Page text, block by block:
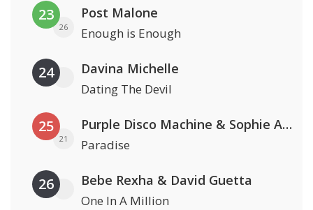
23
26
Post Malone
Enough is Enough
24 Davina Michelle
Dating The Devil
25
21
Purple Disco Machine & Sophie And The Giants
Paradise
26 Bebe Rexha & David Guetta
One In A Million